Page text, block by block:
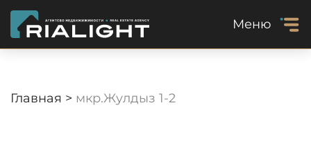
Меню
Главная > мкр.Жулдыз 1-2